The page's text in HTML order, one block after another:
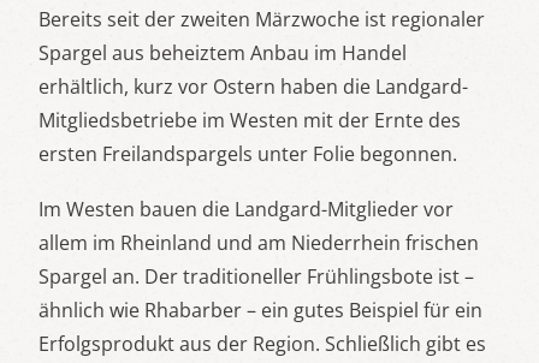
Bereits seit der zweiten Märzwoche ist regionaler
Spargel aus beheiztem Anbau im Handel
erhältlich, kurz vor Ostern haben die Landgard-
Mitgliedsbetriebe im Westen mit der Ernte des
ersten Freilandspargels unter Folie begonnen.
Im Westen bauen die Landgard-Mitglieder vor
allem im Rheinland und am Niederrhein frischen
Spargel an. Der traditioneller Frühlingsbote ist –
ähnlich wie Rhabarber – ein gutes Beispiel für ein
Erfolgsprodukt aus der Region. Schließlich gibt es